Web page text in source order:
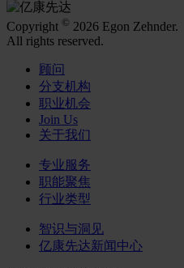
Copyright © 2026 Egon Zehnder.
All rights reserved.
顾问
分支机构
职业机会
Join Us
关于我们
专业服务
职能聚焦
行业类型
智识与洞见
亿康先达新闻中心